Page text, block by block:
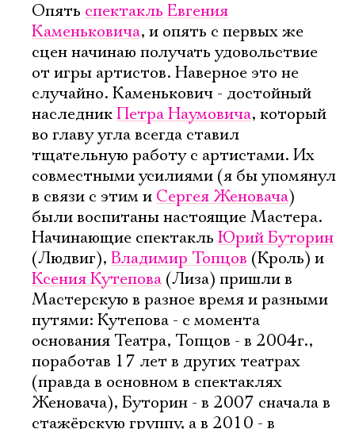
Опять спектакль Евгения
Каменьковича, и опять с первых же
сцен начинаю получать удовольствие
от игры артистов. Наверное это не
случайно. Каменькович - достойный
наследникПетра Наумовича, который
во главу угла всегда ставил
тщательную работу с артистами. Их
совместными усилиями (я бы упомянул
в связи с этим и Сергея Женовача)
были воспитаны настоящие Мастера.
Начинающие спектакль Юрий Буторин
(Людвиг), Владимир Топцов (Кроль) и
Ксения Кутепова (Лиза) пришли в
Мастерскую в разное время и разными
путями: Кутепова - с момента
основания Театра, Топцов - в 2004г.,
поработав 17 лет в других театрах
(правда в основном в спектаклях
Женовача), Буторин - в 2007 сначала в
стажёрскую группу, а в 2010 - в